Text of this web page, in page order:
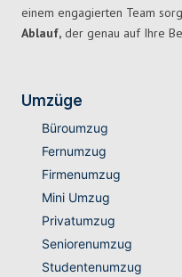
einem engagierten Team
Ablauf, der genau auf Ihre
Umzüge
Büroumzug
Fernumzug
Firmenumzug
Mini Umzug
Privatumzug
Seniorenumzug
Studentenumzug